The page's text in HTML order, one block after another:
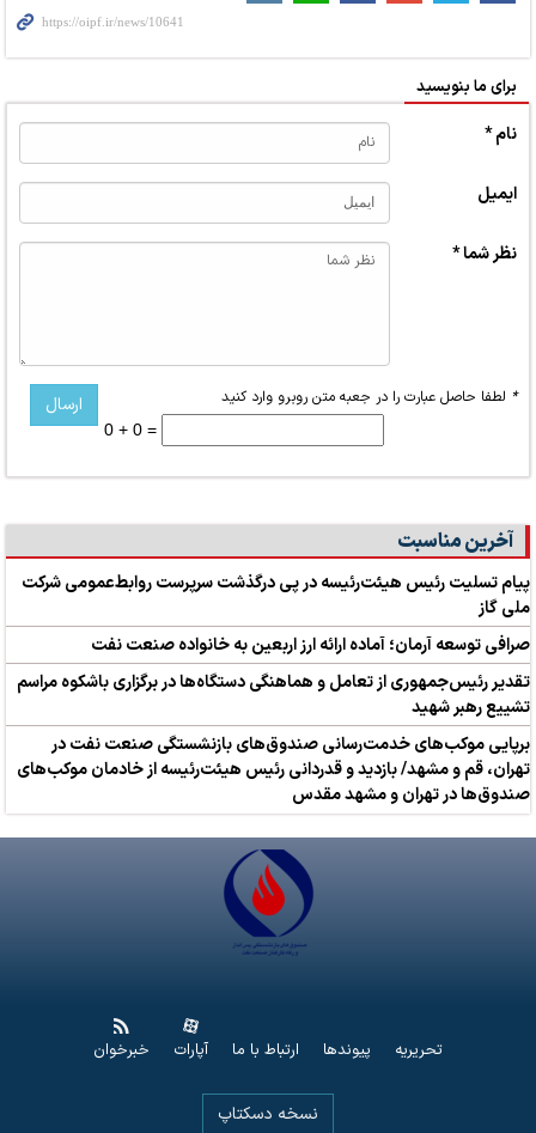
برای ما بنویسید
نام *
ایمیل
نظر شما *
* لطفا حاصل عبارت را در جعبه متن روبرو وارد کنید
0 + 0 =
آخرین مناسبت
پیام تسلیت رئیس هیئت‌رئیسه در پی درگذشت سرپرست روابط‌عمومی شرکت
ملی گاز
صرافی توسعه آرمان؛ آماده ارائه ارز اربعین به خانواده صنعت نفت
تقدیر رئیس‌جمهوری از تعامل و هماهنگی دستگاه‌ها در برگزاری باشکوه مراسم
تشییع رهبر شهید
برپایی موکب‌های خدمت‌رسانی صندوق‌های بازنشستگی صنعت نفت در
تهران، قم و مشهد/ بازدید و قدردانی رئیس هیئت‌رئیسه از خادمان موکب‌های
صندوق‌ها در تهران و مشهد مقدس
تحریریه پیوندها ارتباط با ما آپارات خبرخوان
نسخه دسکتاپ